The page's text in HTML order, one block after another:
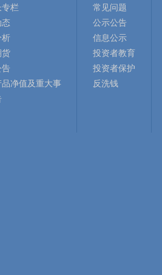
栏
态
析
货
告
品净值及重大事
常见问题
公示公告
信息公示
投资者教育
投资者保护
反洗钱